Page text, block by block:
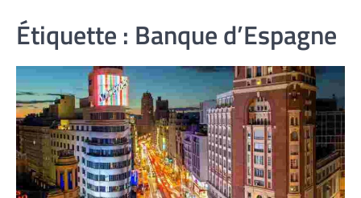
Étiquette : Banque d’Espagne